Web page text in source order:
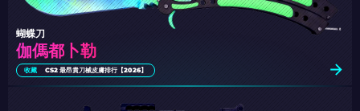
伽傌都卜勒
蝴蝶刀
收藏 CS2 最昂貴刀械皮膚排行【2026】